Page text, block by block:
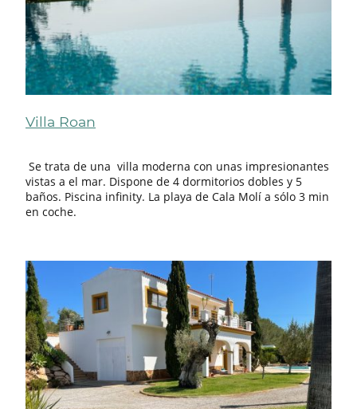
Villa Roan
Se trata de una villa moderna con unas impresionantes
vistas a el mar. Dispone de 4 dormitorios dobles y 5
baños. Piscina infinity. La playa de Cala Molí a sólo 3 min
en coche.